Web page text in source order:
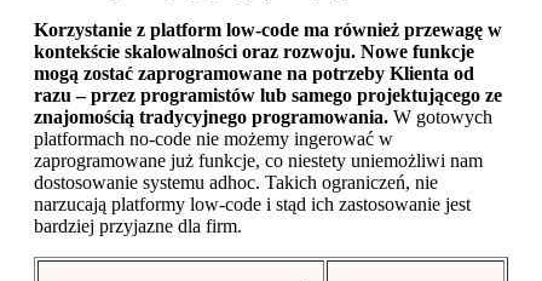
Korzystanie z platform low-code ma również przewagę w
kontekście skalowalności oraz rozwoju. Nowe funkcje
mogą zostać zaprogramowane na potrzeby Klienta od
razu – przez programistów lub samego projektującego ze
znajomością tradycyjnego programowania. W gotowych
platformach no-code nie możemy ingerować w
zaprogramowane już funkcje, co niestety uniemożliwi nam
dostosowanie systemu adhoc. Takich ograniczeń, nie
narzucają platformy low-code i stąd ich zastosowanie jest
bardziej przyjazne dla firm.